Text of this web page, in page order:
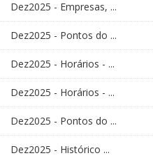
Dez2025 - Empresas, ...
Dez2025 - Pontos do ...
Dez2025 - Horários - ...
Dez2025 - Horários - ...
Dez2025 - Pontos do ...
Dez2025 - Histórico ...